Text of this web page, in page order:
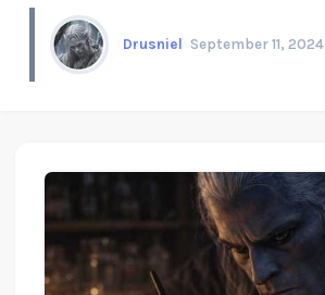
Drusniel September 11, 2024